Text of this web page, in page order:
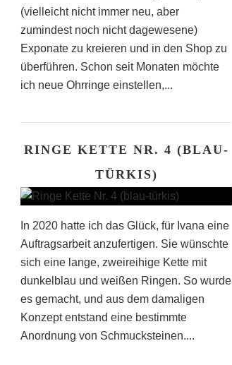
(vielleicht nicht immer neu, aber
zumindest noch nicht dagewesene)
Exponate zu kreieren und in den Shop zu
überführen. Schon seit Monaten möchte
ich neue Ohrringe einstellen,...
RINGE KETTE NR. 4 (BLAU-
TÜRKIS)
In 2020 hatte ich das Glück, für Ivana eine
Auftragsarbeit anzufertigen. Sie wünschte
sich eine lange, zweireihige Kette mit
dunkelblau und weißen Ringen. So wurde
es gemacht, und aus dem damaligen
Konzept entstand eine bestimmte
Anordnung von Schmucksteinen....